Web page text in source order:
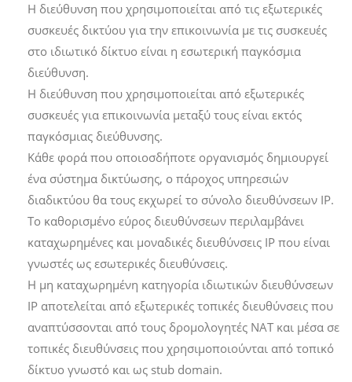
Η διεύθυνση που χρησιμοποιείται από τις εξωτερικές
συσκευές δικτύου για την επικοινωνία με τις συσκευές
στο ιδιωτικό δίκτυο είναι η εσωτερική παγκόσμια
διεύθυνση.
Η διεύθυνση που χρησιμοποιείται από εξωτερικές
συσκευές για επικοινωνία μεταξύ τους είναι εκτός
παγκόσμιας διεύθυνσης.
Κάθε φορά που οποιοσδήποτε οργανισμός δημιουργεί
ένα σύστημα δικτύωσης, ο πάροχος υπηρεσιών
διαδικτύου θα τους εκχωρεί το σύνολο διευθύνσεων IP.
Το καθορισμένο εύρος διευθύνσεων περιλαμβάνει
καταχωρημένες και μοναδικές διευθύνσεις IP που είναι
γνωστές ως εσωτερικές διευθύνσεις.
Η μη καταχωρημένη κατηγορία ιδιωτικών διευθύνσεων
IP αποτελείται από εξωτερικές τοπικές διευθύνσεις που
αναπτύσσονται από τους δρομολογητές NAT και μέσα σε
τοπικές διευθύνσεις που χρησιμοποιούνται από τοπικό
δίκτυο γνωστό και ως stub domain.